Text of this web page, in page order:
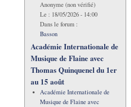
Anonyme (non vérifié)
Le : 18/05/2026 - 14:00
Dans le forum :
Basson
Académie Internationale de
Musique de Flaine avec
Thomas Quinquenel du 1er
au 15 août
Académie Internationale de
Musique de Flaine avec